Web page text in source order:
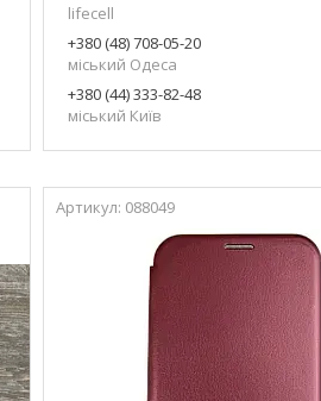
lifecell
+380 (48) 708-05-20
міський Одеса
+380 (44) 333-82-48
міський Київ
088049